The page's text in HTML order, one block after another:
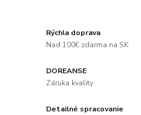
Rýchla doprava
Nad 100€ zdarma na SK
DOREANSE
Záruka kvality
Detailné spracovanie